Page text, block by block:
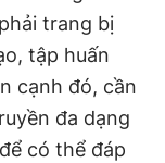
trang bị
tập huấn
cạnh đó, cần
đa dạng
có thể đáp